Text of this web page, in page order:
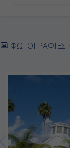
ΦΩΤΟΓΡΑΦΙΕΣ